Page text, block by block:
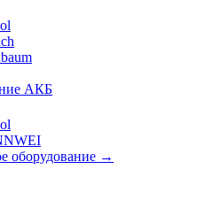
АКБ
оборудование →